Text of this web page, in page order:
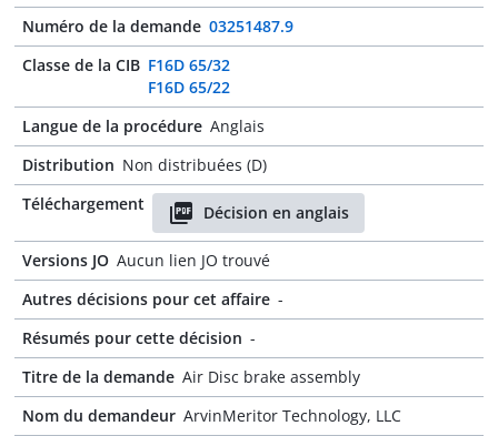
Numéro de la demande 03251487.9
Classe de la CIB F16D 65/32
F16D 65/22
Langue de la procédure Anglais
Distribution Non distribuées (D)
Téléchargement
Décision en anglais
Versions JO Aucun lien JO trouvé
Autres décisions pour cet affaire -
Résumés pour cette décision -
Titre de la demande Air Disc brake assembly
Nom du demandeur ArvinMeritor Technology, LLC